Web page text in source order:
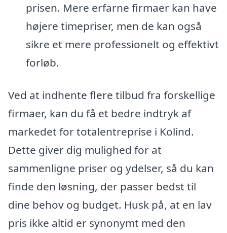
prisen. Mere erfarne firmaer kan have
højere timepriser, men de kan også
sikre et mere professionelt og effektivt
forløb.
Ved at indhente flere tilbud fra forskellige
firmaer, kan du få et bedre indtryk af
markedet for totalentreprise i Kolind.
Dette giver dig mulighed for at
sammenligne priser og ydelser, så du kan
finde den løsning, der passer bedst til
dine behov og budget. Husk på, at en lav
pris ikke altid er synonymt med den